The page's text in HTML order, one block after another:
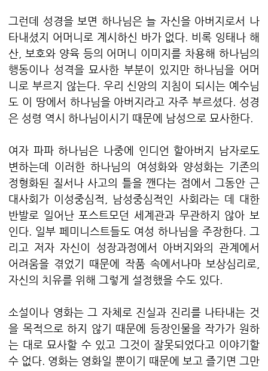
그런데 성경을 보면 하나님은 늘 자신을 아버지로서 나
타내셨지 어머니로 계시하신 바가 없다. 비록 잉태나 해
산, 보호와 양육 등의 어머니 이미지를 차용해 하나님의
행동이나 성격을 묘사한 부분이 있지만 하나님을 어머
니로 부르지 않는다. 우리 신앙의 지침이 되시는 예수님
도 이 땅에서 하나님을 아버지라고 자주 부르셨다. 성경
은 성령 역시 하나님이시기 때문에 남성으로 묘사한다.
여자 파파 하나님은 나중에 인디언 할아버지 남자로도
변하는데 이러한 하나님의 여성화와 양성화는 기존의
정형화된 질서나 사고의 틀을 깬다는 점에서 그동안 근
대사회가 이성중심적, 남성중심적인 사회라는 데 대한
반발로 일어난 포스트모던 세계관과 무관하지 않아 보
인다. 일부 페미니스트들도 여성 하나님을 주장한다. 그
리고 저자 자신이 성장과정에서 아버지와의 관계에서
어려움을 겪었기 때문에 작품 속에서나마 보상심리로,
자신의 치유를 위해 그렇게 설정했을 수도 있다.
소설이나 영화는 그 자체로 진실과 진리를 나타내는 것
을 목적으로 하지 않기 때문에 등장인물을 작가가 원하
는 대로 묘사할 수 있고 그것이 잘못되었다고 이야기할
수 없다. 영화는 영화일 뿐이기 때문에 보고 즐기면 그만